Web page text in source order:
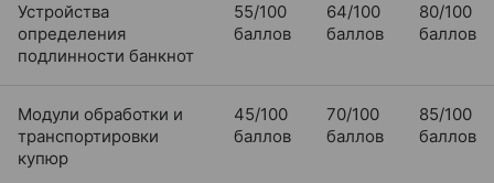
Устройства
определения
подлинности банкнот
55/100
баллов
64/100
баллов
80/100
баллов
Модули обработки и
транспортировки
купюр
45/100
баллов
70/100
баллов
85/100
баллов